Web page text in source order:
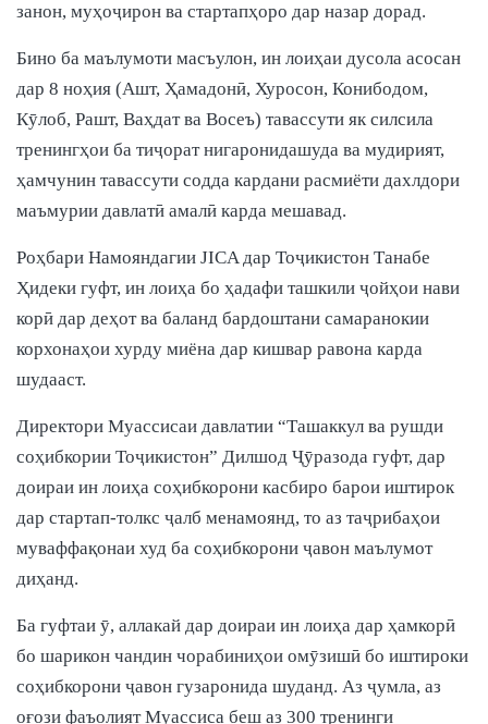
занон, муҳоҷирон ва стартапҳоро дар назар дорад.
Бино ба маълумоти масъулон, ин лоиҳаи дусола асосан
дар 8 ноҳия (Ашт, Ҳамадонӣ, Хуросон, Конибодом,
Кӯлоб, Рашт, Ваҳдат ва Восеъ) тавассути як силсила
тренингҳои ба тиҷорат нигаронидашуда ва мудирият,
ҳамчунин тавассути содда кардани расмиёти дахлдори
маъмурии давлатӣ амалӣ карда мешавад.
Роҳбари Намояндагии JICA дар Тоҷикистон Танабе
Ҳидеки гуфт, ин лоиҳа бо ҳадафи ташкили ҷойҳои нави
корӣ дар деҳот ва баланд бардоштани самаранокии
корхонаҳои хурду миёна дар кишвар равона карда
шудааст.
Директори Муассисаи давлатии “Ташаккул ва рушди
соҳибкории Тоҷикистон” Дилшод Ҷӯразода гуфт, дар
доираи ин лоиҳа соҳибкорони касбиро барои иштирок
дар стартап-толкс ҷалб менамоянд, то аз таҷрибаҳои
муваффақонаи худ ба соҳибкорони ҷавон маълумот
диҳанд.
Ба гуфтаи ӯ, аллакай дар доираи ин лоиҳа дар ҳамкорӣ
бо шарикон чандин чорабиниҳои омӯзишӣ бо иштироки
соҳибкорони ҷавон гузаронида шуданд. Аз ҷумла, аз
оғози фаъолият Муассиса беш аз 300 тренинги